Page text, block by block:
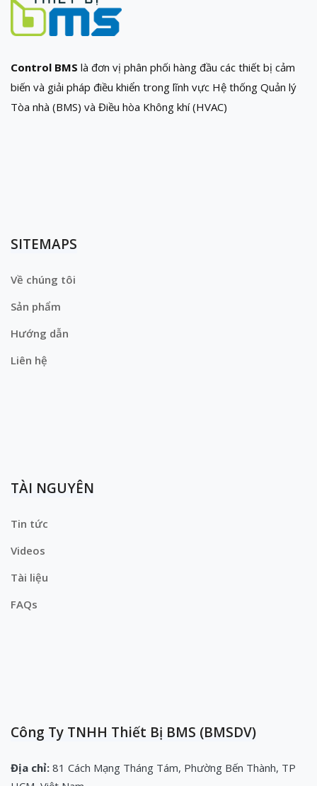
Control BMS là đơn vị phân phối hàng đầu các thiết bị cảm
biến và giải pháp điều khiển trong lĩnh vực Hệ thống Quản lý
Tòa nhà (BMS) và Điều hòa Không khí (HVAC)
SITEMAPS
Về chúng tôi
Sản phẩm
Hướng dẫn
Liên hệ
TÀI NGUYÊN
Tin tức
Videos
Tài liệu
FAQs
Công Ty TNHH Thiết Bị BMS (BMSDV)
Địa chỉ: 81 Cách Mạng Tháng Tám, Phường Bến Thành, TP